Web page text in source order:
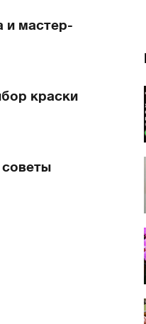
и мастер-
краски